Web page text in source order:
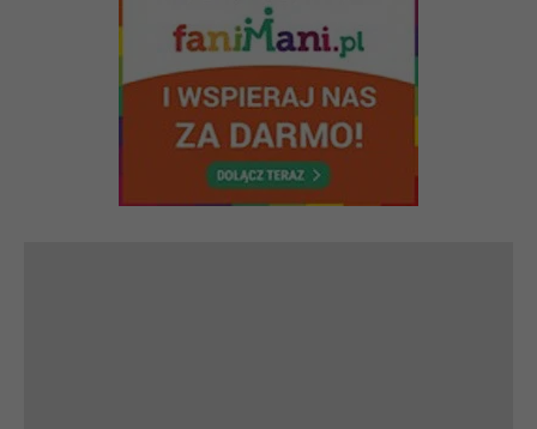
działała jak
najlepiej podczas
twojego
przejścia na nią.
Jeśli odrzucisz te
niektóre funkcje
znikną ze strony